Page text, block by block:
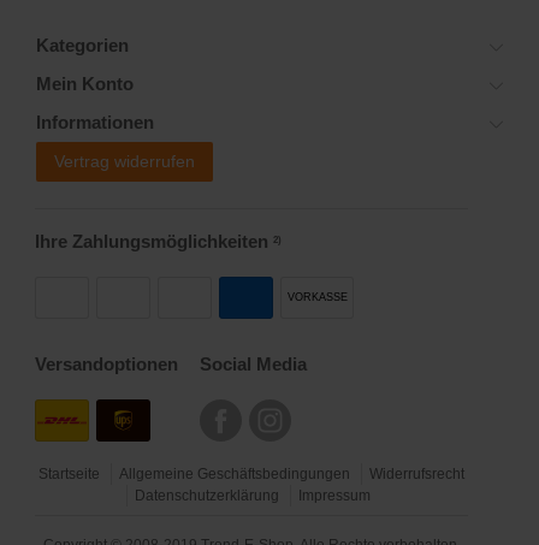
Kategorien
Mein Konto
Informationen
Vertrag widerrufen
Ihre Zahlungsmöglichkeiten 2)
VORKASSE
Versandoptionen Social Media
Startseite Allgemeine Geschäftsbedingungen
Widerrufsrecht
Datenschutzerklärung
Impressum